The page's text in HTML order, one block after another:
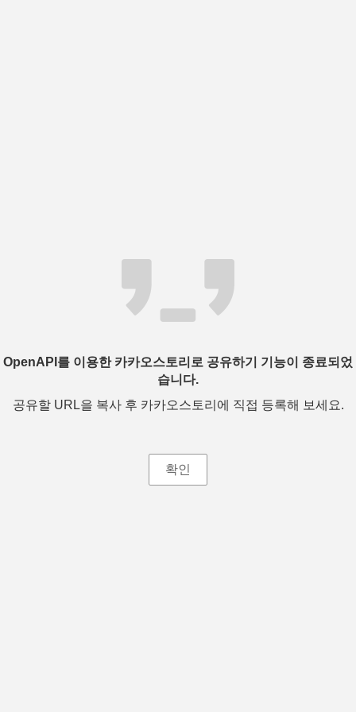
OpenAPI를 이용한 카카오스토리로 공유하기 기능이 종료되었
습니다.
공유할 URL을 복사 후 카카오스토리에 직접 등록해 보세요.
확인